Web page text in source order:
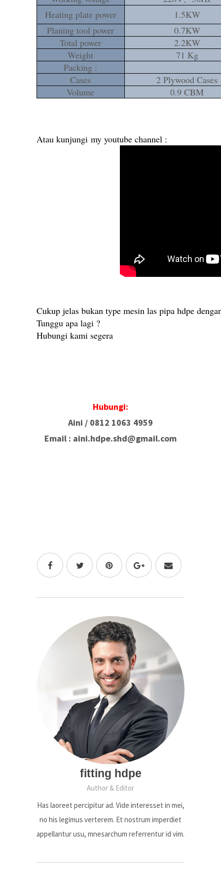
Heating plate power
1.5KW
Planing tool power
0.7KW
Total power
2.2KW
Weight
71 Kg
Packing :
Cases
2 Plywood Cases
Volume
0.9 CBM
Atau kunjungi my youtube channel :
Cukup jelas bukan type mesin las pipa hdpe
Tunggu apa lagi ?
Hubungi kami segera
Hubungi:
Aini / 0812 1063 4959
Email : aini.hdpe.shd@gmail.com
fitting hdpe
Author & Editor
Has laoreet percipitur ad. Vide interesset in mei,
no his legimus verterem. Et nostrum imperdiet
appellantur usu, mnesarchum referrentur id vim.